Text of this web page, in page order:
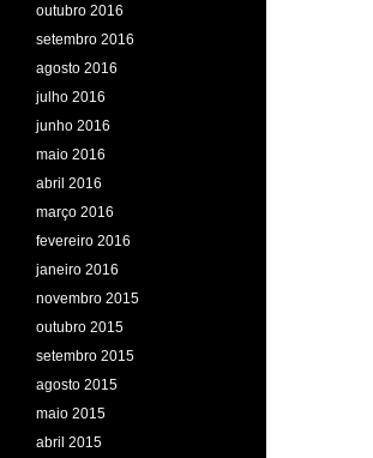
outubro 2016
setembro 2016
agosto 2016
julho 2016
junho 2016
maio 2016
abril 2016
março 2016
fevereiro 2016
janeiro 2016
novembro 2015
outubro 2015
setembro 2015
agosto 2015
maio 2015
abril 2015